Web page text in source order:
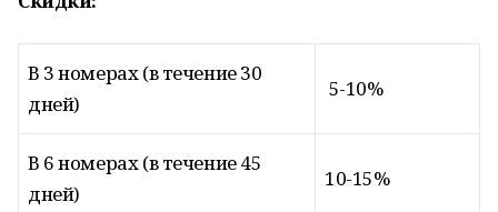
В 3 номерах (в течение 30
дней)
5-10%
В 6 номерах (в течение 45
дней)
10-15%